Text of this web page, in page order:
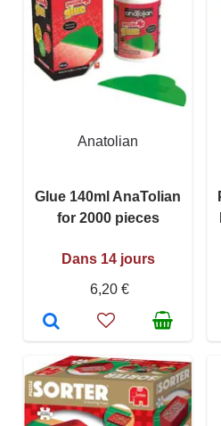
Anatolian
Glue 140ml AnaTolian
for 2000 pieces
Dans 14 jours
6,20 €